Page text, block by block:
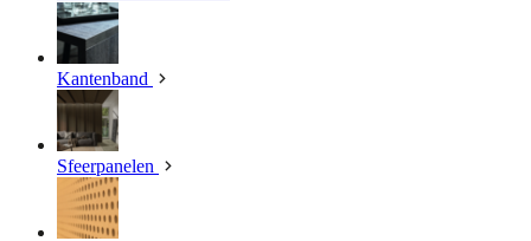
Kantenband
Sfeerpanelen